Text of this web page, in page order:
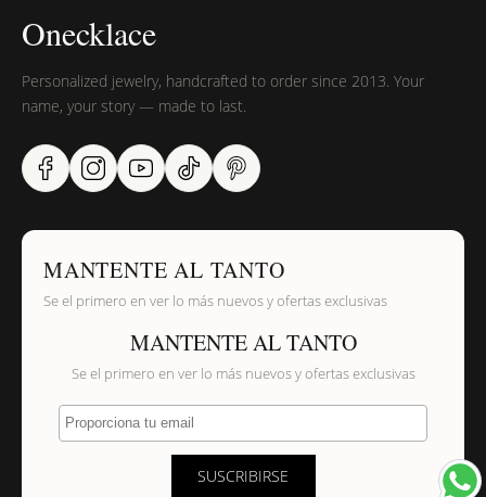
Onecklace
Personalized jewelry, handcrafted to order since 2013. Your
name, your story — made to last.
MANTENTE AL TANTO
Se el primero en ver lo más nuevos y ofertas exclusivas
MANTENTE AL TANTO
Se el primero en ver lo más nuevos y ofertas exclusivas
Proporciona tu email
SUSCRIBIRSE